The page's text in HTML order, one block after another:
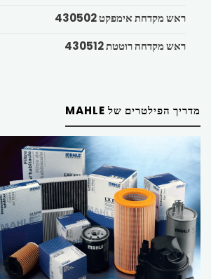
ראש מקדחת אימפקט 430502
ראש מקדחה רוטטת 430512
מדריך הפילטרים של MAHLE